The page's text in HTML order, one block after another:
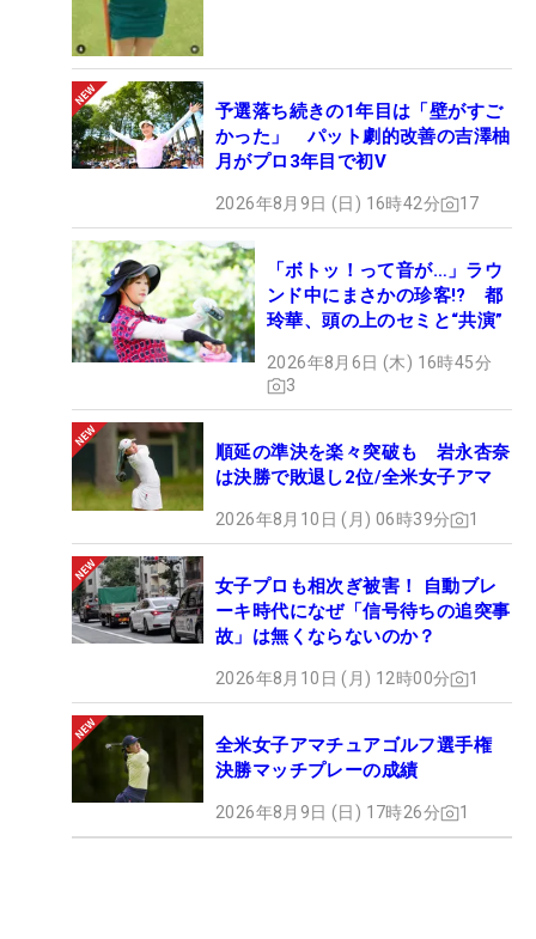
予選落ち続きの1年目は「壁がすご
かった」 パット劇的改善の吉澤柚
月がプロ3年目で初V
2026年8月9日 (日) 16時42分 17
「ボトッ！って音が…」ラウ
ンド中にまさかの珍客!? 都
玲華、頭の上のセミと“共演”
2026年8月6日 (木) 16時45分
3
順延の準決を楽々突破も 岩永杏奈
は決勝で敗退し2位/全米女子アマ
2026年8月10日 (月) 06時39分 1
女子プロも相次ぎ被害！ 自動ブレ
ーキ時代になぜ「信号待ちの追突事
故」は無くならないのか？
2026年8月10日 (月) 12時00分 1
全米女子アマチュアゴルフ選手権
決勝マッチプレーの成績
2026年8月9日 (日) 17時26分 1